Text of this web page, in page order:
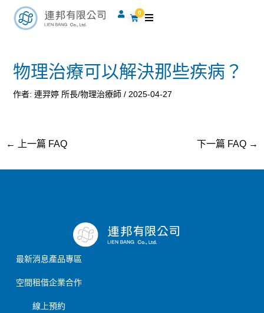
0
購
物理治療可以解決那些疾病？
作者: 連羿婷 所長/物理治療師 / 2025-04-27
Post
navigation
← 上一篇 FAQ 下一篇 FAQ →
最新消息產品專區
空間租借企業合作
線上預約